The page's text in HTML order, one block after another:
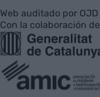
Web auditado por
Con la colaboración